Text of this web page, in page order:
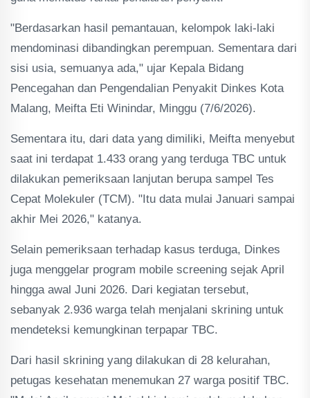
"Berdasarkan hasil pemantauan, kelompok laki-laki
mendominasi dibandingkan perempuan. Sementara dari
sisi usia, semuanya ada," ujar Kepala Bidang
Pencegahan dan Pengendalian Penyakit Dinkes Kota
Malang, Meifta Eti Winindar, Minggu (7/6/2026).
Sementara itu, dari data yang dimiliki, Meifta menyebut
saat ini terdapat 1.433 orang yang terduga TBC untuk
dilakukan pemeriksaan lanjutan berupa sampel Tes
Cepat Molekuler (TCM). "Itu data mulai Januari sampai
akhir Mei 2026," katanya.
Selain pemeriksaan terhadap kasus terduga, Dinkes
juga menggelar program mobile screening sejak April
hingga awal Juni 2026. Dari kegiatan tersebut,
sebanyak 2.936 warga telah menjalani skrining untuk
mendeteksi kemungkinan terpapar TBC.
Dari hasil skrining yang dilakukan di 28 kelurahan,
petugas kesehatan menemukan 27 warga positif TBC.